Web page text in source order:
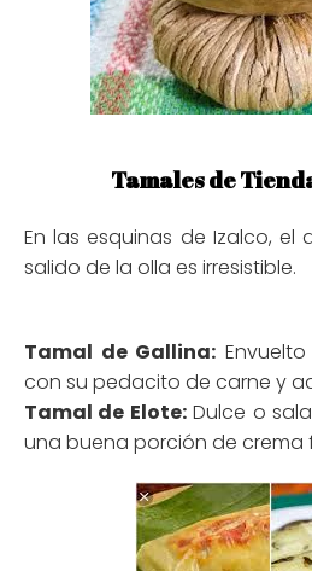
Tamales de
En las esquinas de Izalco, el
salido de la olla es irresistible.
Tamal de Gallina:
con su pedacito de carne y
Tamal de Elote:Dulce o
una buena porción de crema